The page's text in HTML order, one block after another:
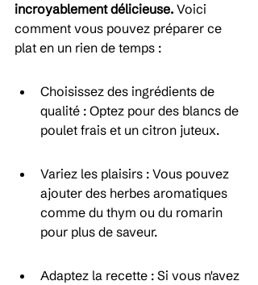
incroyablement délicieuse. Voici
comment vous pouvez préparer ce
plat en un rien de temps :
Choisissez des ingrédients de
qualité : Optez pour des blancs de
poulet frais et un citron juteux.
Variez les plaisirs : Vous pouvez
ajouter des herbes aromatiques
comme du thym ou du romarin
pour plus de saveur.
Adaptez la recette : Si vous n'avez